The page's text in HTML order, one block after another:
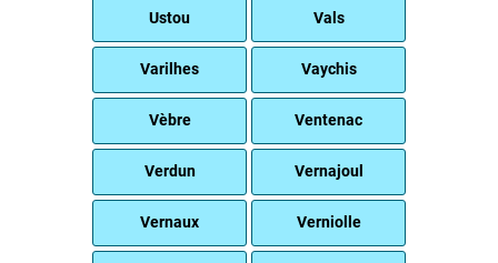
Ustou Vals
Varilhes Vaychis
Vèbre Ventenac
Verdun Vernajoul
Vernaux Verniolle